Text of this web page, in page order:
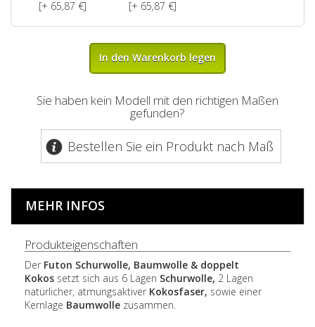
[+ 65,87 €]
[+ 65,87 €]
In den Warenkorb legen
Sie haben kein Modell mit den richtigen Maßen
gefunden?
Bestellen Sie ein Produkt nach Maß
MEHR INFOS
Produkteigenschaften
Der Futon Schurwolle, Baumwolle & doppelt
Kokos setzt sich aus 6 Lagen Schurwolle, 2 Lagen
natürlicher, atmungsaktiver Kokosfaser, sowie einer
Kernlage Baumwolle zusammen.